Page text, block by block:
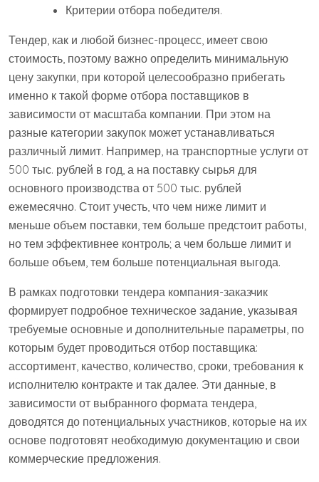
Критерии отбора победителя.
Тендер, как и любой бизнес-процесс, имеет свою
стоимость, поэтому важно определить минимальную
цену закупки, при которой целесообразно прибегать
именно к такой форме отбора поставщиков в
зависимости от масштаба компании. При этом на
разные категории закупок может устанавливаться
различный лимит. Например, на транспортные услуги от
500 тыс. рублей в год, а на поставку сырья для
основного производства от 500 тыс. рублей
ежемесячно. Стоит учесть, что чем ниже лимит и
меньше объем поставки, тем больше предстоит работы,
но тем эффективнее контроль; а чем больше лимит и
больше объем, тем больше потенциальная выгода.
В рамках подготовки тендера компания-заказчик
формирует подробное техническое задание, указывая
требуемые основные и дополнительные параметры, по
которым будет проводиться отбор поставщика:
ассортимент, качество, количество, сроки, требования к
исполнителю контракте и так далее. Эти данные, в
зависимости от выбранного формата тендера,
доводятся до потенциальных участников, которые на их
основе подготовят необходимую документацию и свои
коммерческие предложения.